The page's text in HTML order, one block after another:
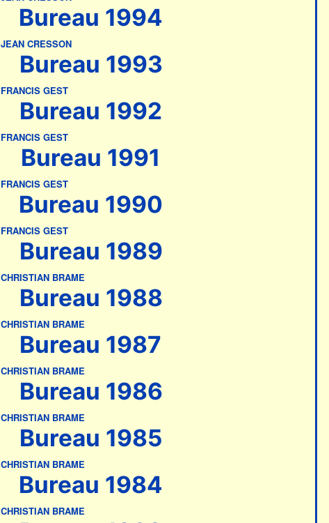
Bureau 1994
JEAN CRESSON
Bureau 1993
FRANCIS GEST
Bureau 1992
FRANCIS GEST
Bureau 1991
FRANCIS GEST
Bureau 1990
FRANCIS GEST
Bureau 1989
CHRISTIAN BRAME
Bureau 1988
CHRISTIAN BRAME
Bureau 1987
CHRISTIAN BRAME
Bureau 1986
CHRISTIAN BRAME
Bureau 1985
CHRISTIAN BRAME
Bureau 1984
CHRISTIAN BRAME